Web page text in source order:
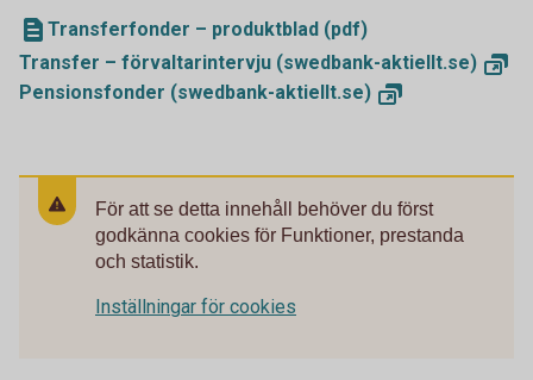
Transferfonder – produktblad (pdf)
Transfer – förvaltarintervju (swedbank-aktiellt.se)
Pensionsfonder (swedbank-aktiellt.se)
För att se detta innehåll behöver du först
godkänna cookies för Funktioner, prestanda
och statistik.
Inställningar för cookies